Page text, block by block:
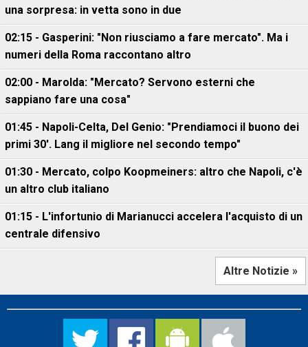
una sorpresa: in vetta sono in due
02:15 - Gasperini: "Non riusciamo a fare mercato". Ma i
numeri della Roma raccontano altro
02:00 - Marolda: "Mercato? Servono esterni che
sappiano fare una cosa"
01:45 - Napoli-Celta, Del Genio: "Prendiamoci il buono dei
primi 30'. Lang il migliore nel secondo tempo"
01:30 - Mercato, colpo Koopmeiners: altro che Napoli, c'è
un altro club italiano
01:15 - L'infortunio di Marianucci accelera l'acquisto di un
centrale difensivo
Altre Notizie »